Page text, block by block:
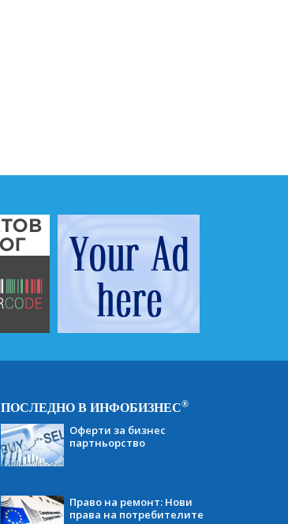
ПОСЛЕДНО В ИНФОБИЗНЕС®
Оферти за бизнес
партньорство
Право на ремонт: Нови
права на потребителите